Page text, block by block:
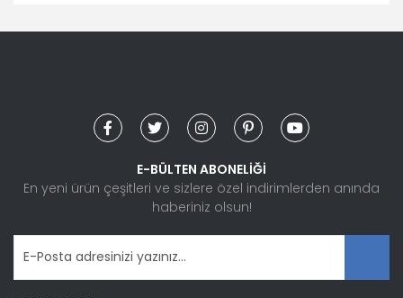
konularda yetersiz gördüğünüz noktaları öneri formunu
Ürün açıklamasında eksik bilgiler bulunuyor.
Ürün bilgilerinde hatalar bulunuyor.
Ürün fiyatı diğer sitelerden daha pahalı.
Bu ürüne benzer farklı alternatifler olmalı.
E-BÜLTEN ABONELİĞİ
En yeni ürün çeşitleri ve sizlere özel indirimlerden anında
haberiniz olsun!